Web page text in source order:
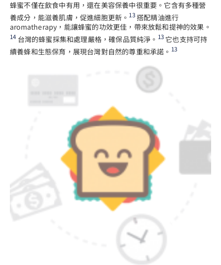
蜂蜜不僅在飲食中有用，還在美容保養中很重要。它含有多種營
養成分，能滋養肌膚，促進細胞更新。 13搭配精油進行
aromatherapy，能讓蜂蜜的功效更佳，帶來放鬆和提神的效果。
14 台灣的蜂蜜採集和處理嚴格，確保品質純淨。 13 它也支持可持
續養蜂和生態保育，展現台灣對自然的尊重和承諾。 13